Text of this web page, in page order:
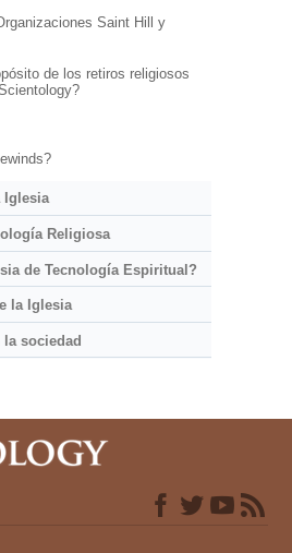
Saint Hill y
de los retiros religiosos
Iglesia
Religiosa
de Tecnología Espiritual?
la Iglesia
sociedad